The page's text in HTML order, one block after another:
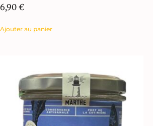
6,90 €
Ajouter au panier